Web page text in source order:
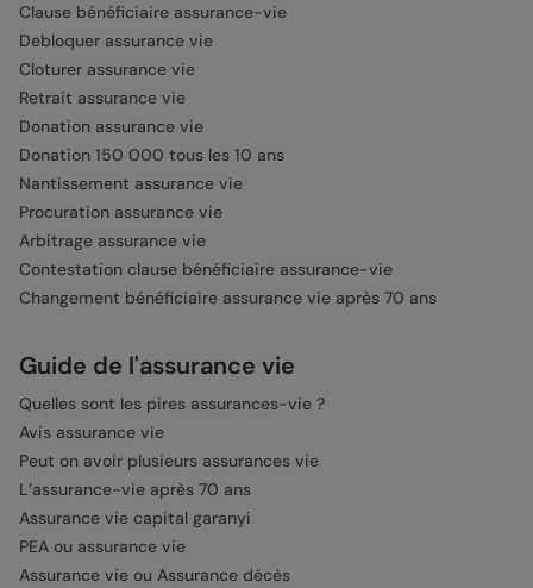
Clause bénéficiaire assurance-vie
Debloquer assurance vie
Cloturer assurance vie
Retrait assurance vie
Donation assurance vie
Donation 150 000 tous les 10 ans
Nantissement assurance vie
Procuration assurance vie
Arbitrage assurance vie
Contestation clause bénéficiaire assurance-vie
Changement bénéficiaire assurance vie après 70 ans
Guide de l'assurance vie
Quelles sont les pires assurances-vie ?
Avis assurance vie
Peut on avoir plusieurs assurances vie
L’assurance-vie après 70 ans
Assurance vie capital garanyi
PEA ou assurance vie
Assurance vie ou Assurance décès